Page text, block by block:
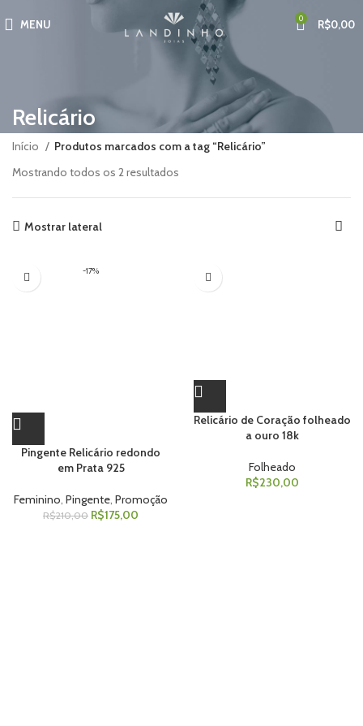
MENU 0 R$0,00
Relicário
Início
Produtos marcados com a tag “Relicário”
Mostrando todos os 2 resultados
Mostrar lateral
-17%
Pingente Relicário redondo
em Prata 925
Feminino, Pingente, Promoção
R$210,00 R$175,00
Relicário de Coração folheado
a ouro 18k
Folheado
R$230,00